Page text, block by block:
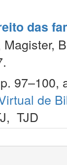
das
97–100,
de
, TJD